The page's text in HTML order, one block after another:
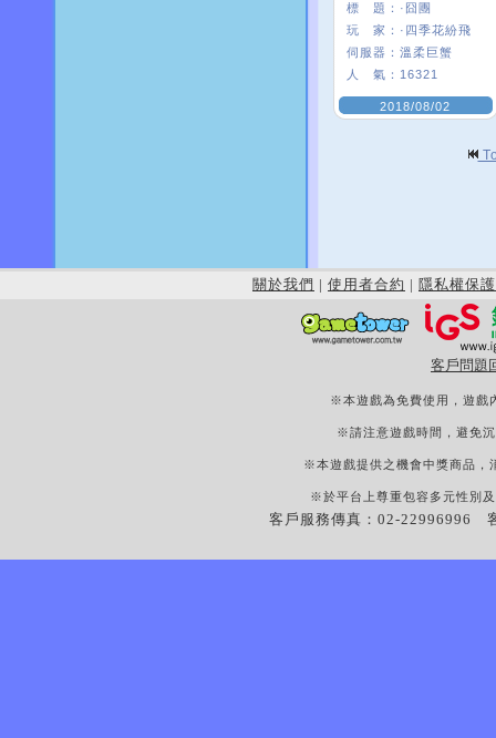
標 題： ·囧團
玩 家： ·四季花紛飛
伺服器： 溫柔巨蟹
人 氣： 16321
2018/08/02
關於我們 | 使用者合約 | 隱私權保護
客戶問題
※本遊戲為免費使用，遊戲
※請注意遊戲時間，避免
※本遊戲提供之機會中獎商品，
※於平台上尊重包容多元性別
客戶服務傳真：02-22996996